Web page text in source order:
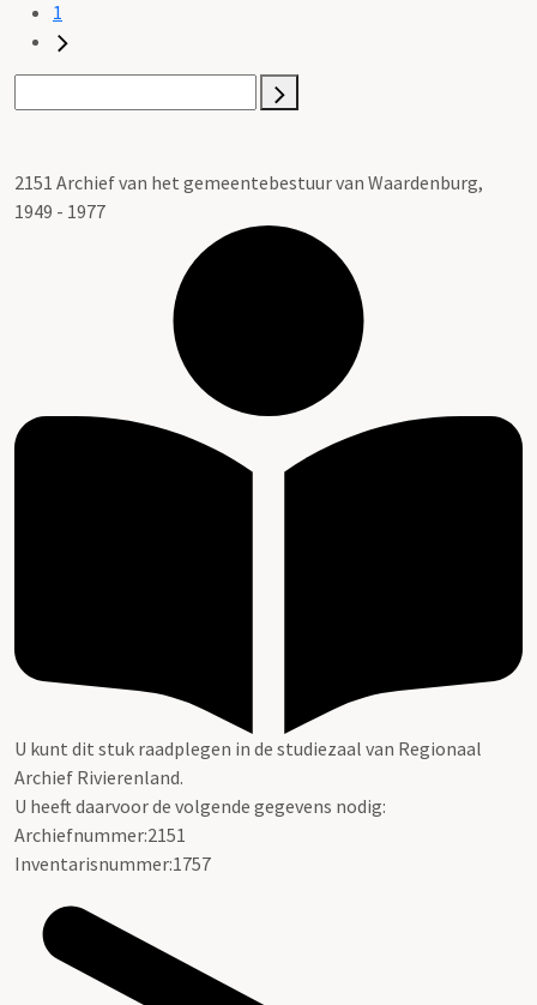
1
2151 Archief van het gemeentebestuur van Waardenburg,
1949 - 1977
U kunt dit stuk raadplegen in de studiezaal van Regionaal
Archief Rivierenland.
U heeft daarvoor de volgende gegevens nodig:
Archiefnummer:2151
Inventarisnummer:1757